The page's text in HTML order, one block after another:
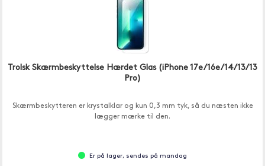
Trolsk Skærmbeskyttelse Hærdet Glas (iPhone 17e/16e/14/13/13
Pro)
Skærmbeskytteren er krystalklar og kun 0,3 mm tyk, så du næsten ikke
lægger mærke til den.
Er på lager, sendes på mandag